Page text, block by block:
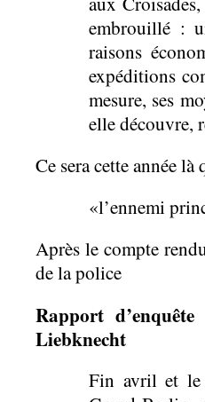
embrouillé :
raisons
expéditions
mesure, ses
elle découvre,
Ce sera cette année là
«l’ennemi
Après le compte
de la police
Rapport
Liebknecht
Fin avril et le